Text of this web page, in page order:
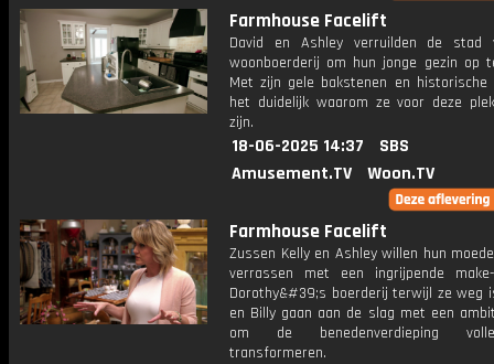
Farmhouse Facelift
David en Ashley verruilden de stad
woonboerderij om hun jonge gezin op
Met zijn gele bakstenen en
het duidelijk waarom ze voor deze
zijn.
18-06-2025 14:37
SBS
Amusement.TV
Woon.TV
Farmhouse Facelift
Zussen Kelly en Ashley willen hun
verrassen met een ingrijpende
Dorothy&#39;s boerderij terwijl ze weg
en Billy gaan aan de slag met een
om de benedenverdieping
transformeren.